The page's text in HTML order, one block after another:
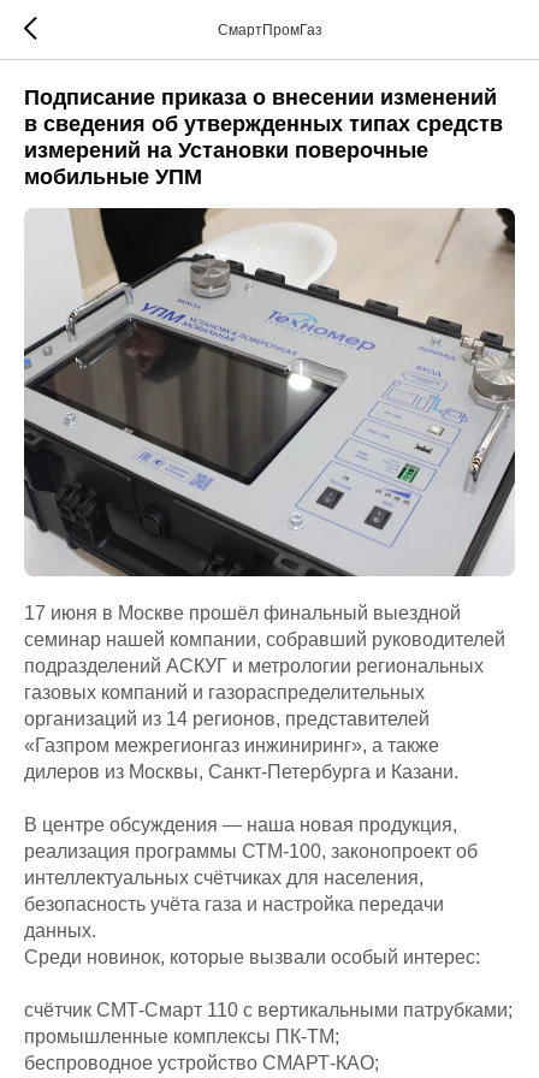
СмартПромГаз
Подписание приказа о внесении изменений
в сведения об утвержденных типах средств
измерений на Установки поверочные
мобильные УПМ
17 июня в Москве прошёл финальный выездной
семинар нашей компании, собравший руководителей
подразделений АСКУГ и метрологии региональных
газовых компаний и газораспределительных
организаций из 14 регионов, представителей
«Газпром межрегионгаз инжиниринг», а также
дилеров из Москвы, Санкт-Петербурга и Казани.
В центре обсуждения — наша новая продукция,
реализация программы СТМ-100, законопроект об
интеллектуальных счётчиках для населения,
безопасность учёта газа и настройка передачи
данных.
Среди новинок, которые вызвали особый интерес:
счётчик СМТ-Смарт 110 с вертикальными патрубками;
промышленные комплексы ПК-ТМ;
беспроводное устройство СМАРТ-КАО;